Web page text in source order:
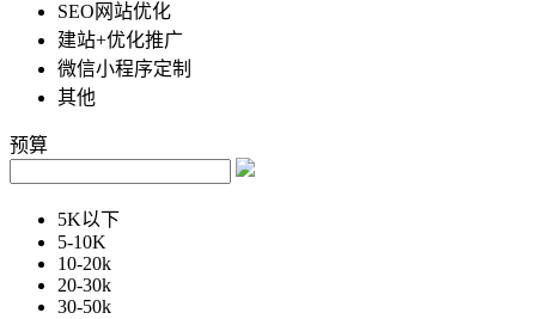
SEO网站优化
建站+优化推广
微信小程序定制
其他
预算
5K以下
5-10K
10-20k
20-30k
30-50k